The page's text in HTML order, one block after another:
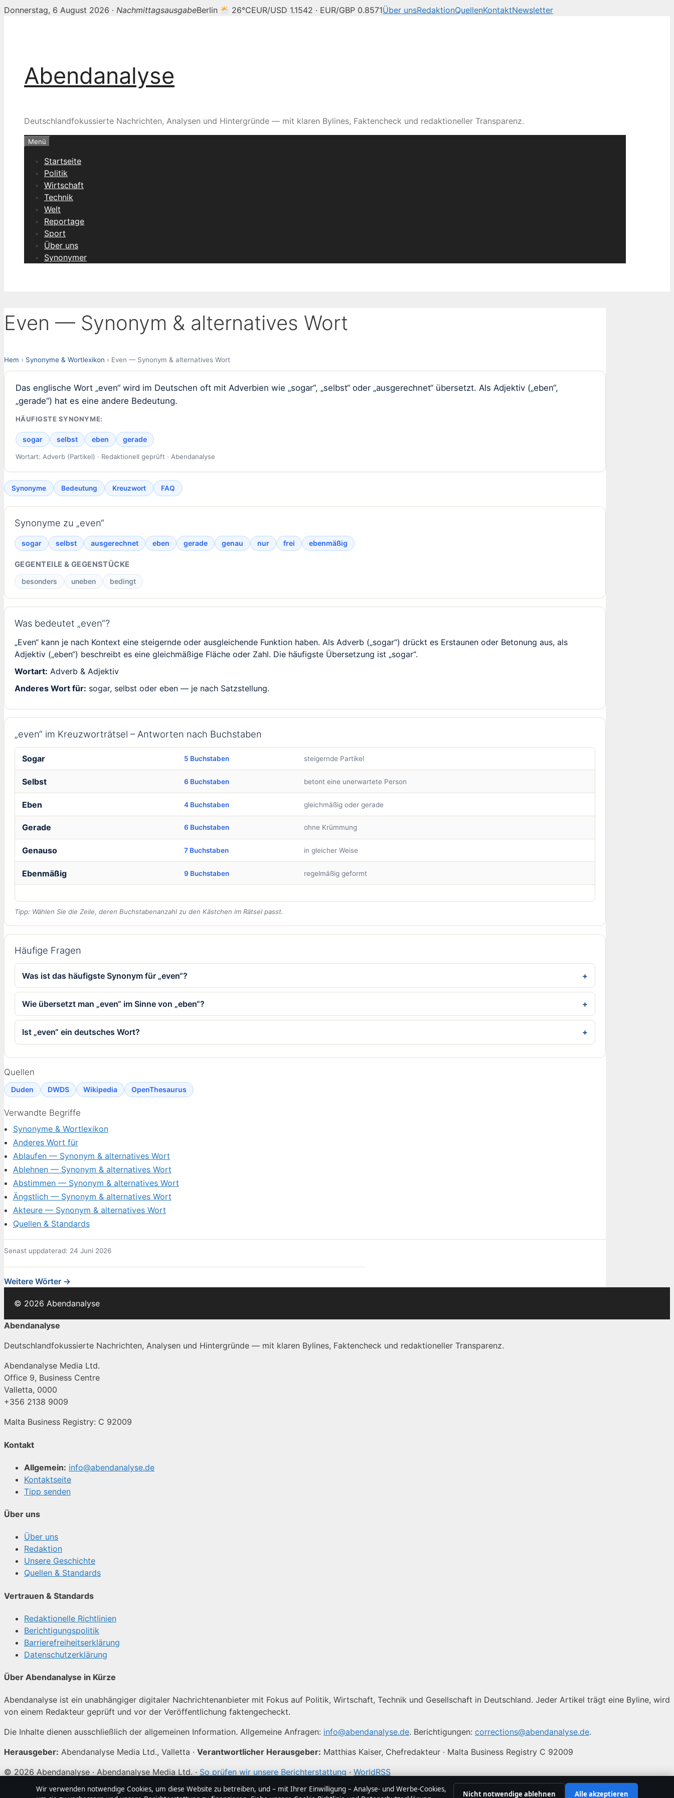
Donnerstag, 6 August 2026 · NachmittagsausgabeBerlin 26°CEUR/USD 1.1542 · EUR/GBP 0.8571Über unsRedaktionQuellenKontaktNewsletter
Abendanalyse
Deutschlandfokussierte Nachrichten, Analysen und Hintergründe — mit klaren Bylines, Faktencheck und redaktioneller Transparenz.
Menü
Startseite
Politik
Wirtschaft
Technik
Welt
Reportage
Sport
Über uns
Synonymer
Even — Synonym & alternatives Wort
Hem › Synonyme & Wortlexikon › Even — Synonym & alternatives Wort
Das englische Wort „even“ wird im Deutschen oft mit Adverbien wie „sogar“, „selbst“ oder „ausgerechnet“ übersetzt. Als Adjektiv („eben“,
„gerade“) hat es eine andere Bedeutung.
HÄUFIGSTE SYNONYME:
sogar selbst eben gerade
Wortart: Adverb (Partikel) · Redaktionell geprüft · Abendanalyse
Synonyme Bedeutung Kreuzwort FAQ
Synonyme zu „even“
sogar selbst ausgerechnet eben gerade genau nur frei ebenmäßig
GEGENTEILE & GEGENSTÜCKE
besonders uneben bedingt
Was bedeutet „even“?
„Even“ kann je nach Kontext eine steigernde oder ausgleichende Funktion haben. Als Adverb („sogar“) drückt es Erstaunen oder Betonung aus, als
Adjektiv („eben“) beschreibt es eine gleichmäßige Fläche oder Zahl. Die häufigste Übersetzung ist „sogar“.
Wortart: Adverb & Adjektiv
Anderes Wort für: sogar, selbst oder eben — je nach Satzstellung.
„even“ im Kreuzworträtsel – Antworten nach Buchstaben
Sogar 5 Buchstaben steigernde Partikel
Selbst 6 Buchstaben betont eine unerwartete Person
Eben 4 Buchstaben gleichmäßig oder gerade
Gerade 6 Buchstaben ohne Krümmung
Genauso 7 Buchstaben in gleicher Weise
Ebenmäßig 9 Buchstaben regelmäßig geformt
Tipp: Wählen Sie die Zeile, deren Buchstabenanzahl zu den Kästchen im Rätsel passt.
Häufige Fragen
Was ist das häufigste Synonym für „even“?
Wie übersetzt man „even“ im Sinne von „eben“?
Ist „even“ ein deutsches Wort?
Quellen
Duden DWDS Wikipedia OpenThesaurus
Verwandte Begriffe
Synonyme & Wortlexikon
Anderes Wort für
Ablaufen — Synonym & alternatives Wort
Ablehnen — Synonym & alternatives Wort
Abstimmen — Synonym & alternatives Wort
Ängstlich — Synonym & alternatives Wort
Akteure — Synonym & alternatives Wort
Quellen & Standards
Senast uppdaterad: 24 Juni 2026
Weitere Wörter →
© 2026 Abendanalyse
Abendanalyse
Deutschlandfokussierte Nachrichten, Analysen und Hintergründe — mit klaren Bylines, Faktencheck und redaktioneller Transparenz.
Abendanalyse Media Ltd.
Office 9, Business Centre
Valletta, 0000
+356 2138 9009
Malta Business Registry: C 92009
Kontakt
Allgemein: info@abendanalyse.de
Kontaktseite
Tipp senden
Über uns
Über uns
Redaktion
Unsere Geschichte
Quellen & Standards
Vertrauen & Standards
Redaktionelle Richtlinien
Berichtigungspolitik
Barrierefreiheitserklärung
Datenschutzerklärung
Über Abendanalyse in Kürze
Abendanalyse ist ein unabhängiger digitaler Nachrichtenanbieter mit Fokus auf Politik, Wirtschaft, Technik und Gesellschaft in Deutschland. Jeder Artikel trägt eine Byline, wird
von einem Redakteur geprüft und vor der Veröffentlichung faktengecheckt.
Die Inhalte dienen ausschließlich der allgemeinen Information. Allgemeine Anfragen: info@abendanalyse.de. Berichtigungen: corrections@abendanalyse.de.
Herausgeber: Abendanalyse Media Ltd., Valletta · Verantwortlicher Herausgeber: Matthias Kaiser, Chefredakteur · Malta Business Registry C 92009
© 2026 Abendanalyse · Abendanalyse Media Ltd. · So prüfen wir unsere Berichterstattung · WorldRSS
Wir verwenden notwendige Cookies, um diese Website zu betreiben, und – mit Ihrer Einwilligung – Analyse- und Werbe-Cookies,
Nicht notwendige ablehnen Alle akzeptieren